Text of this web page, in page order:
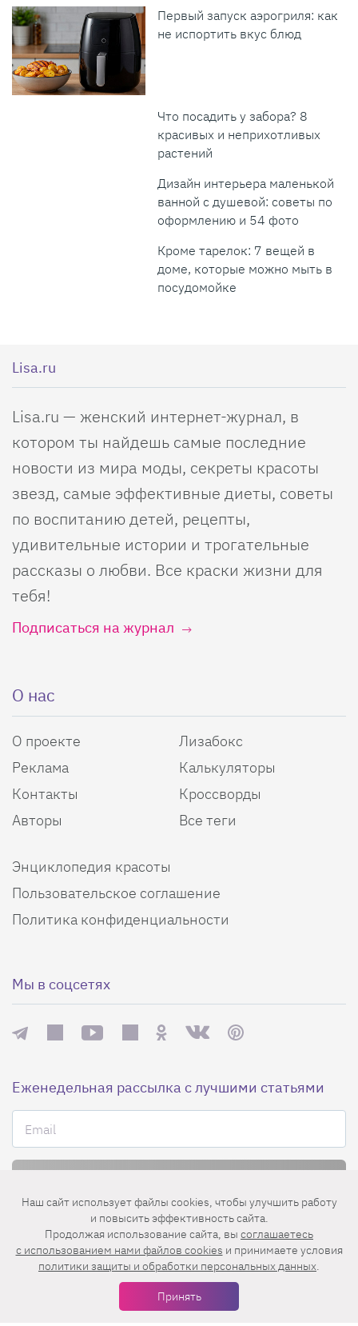
Первый запуск аэрогриля: как
не испортить вкус блюд
Что посадить у забора? 8
красивых и неприхотливых
растений
Дизайн интерьера маленькой
ванной с душевой: советы по
оформлению и 54 фото
Кроме тарелок: 7 вещей в
доме, которые можно мыть в
посудомойке
Lisa.ru
Lisa.ru — женский интернет-журнал, в
котором ты найдешь самые последние
новости из мира моды, секреты красоты
звезд, самые эффективные диеты, советы
по воспитанию детей, рецепты,
удивительные истории и трогательные
рассказы о любви. Все краски жизни для
тебя!
Подписаться на журнал
О нас
О проекте
Реклама
Контакты
Авторы
Лизабокс
Калькуляторы
Кроссворды
Все теги
Энциклопедия красоты
Пользовательское соглашение
Политика конфиденциальности
Мы в соцсетях
Еженедельная рассылка с лучшими статьями
Нажимая на кнопку «Подписаться», вы принимаете условия
пользовательского соглашения,политики конфиденциальности
правила рассылок .
Нашли ошибку? Выделите ее и нажмите
Наш сайт использует файлы cookies, чтобы улучшить работу
и повысить эффективность сайта.
Продолжая использование сайта, вы соглашаетесь
c использованием нами файлов cookies и принимаете условия
политики защиты и обработки персональных данных.
Принять